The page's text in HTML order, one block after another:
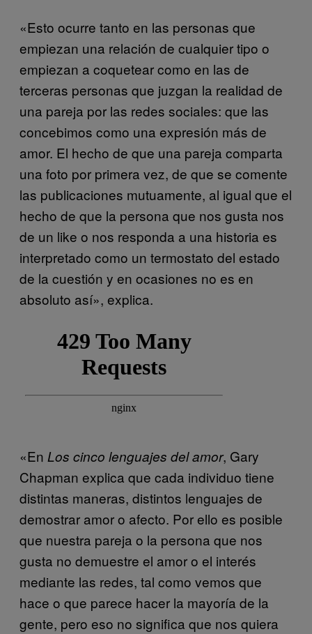
«Esto ocurre tanto en las personas que
empiezan una relación de cualquier tipo o
empiezan a coquetear como en las de
terceras personas que juzgan la realidad de
una pareja por las redes sociales: que las
concebimos como una expresión más de
amor. El hecho de que una pareja comparta
una foto por primera vez, de que se comente
las publicaciones mutuamente, al igual que el
hecho de que la persona que nos gusta nos
de un like o nos responda a una historia es
interpretado como un termostato del estado
de la cuestión y en ocasiones no es en
absoluto así», explica.
«En Los cinco lenguajes del amor, Gary
Chapman explica que cada individuo tiene
distintas maneras, distintos lenguajes de
demostrar amor o afecto. Por ello es posible
que nuestra pareja o la persona que nos
gusta no demuestre el amor o el interés
mediante las redes, tal como vemos que
hace o que parece hacer la mayoría de la
gente, pero eso no significa que nos quiera